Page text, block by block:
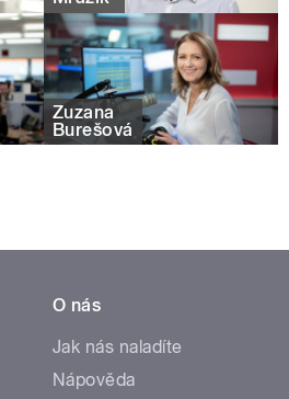
Zuzana
Burešová
O nás
Jak nás naladíte
Nápověda